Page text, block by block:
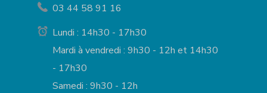
03 44 58 91 16
Lundi : 14h30 - 17h30
Mardi à vendredi : 9h30 - 12h et 14h30
- 17h30
Samedi : 9h30 - 12h